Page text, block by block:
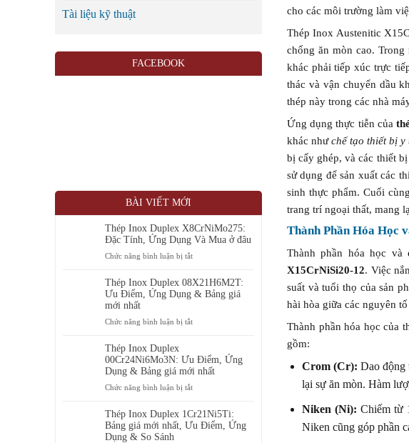
Tài liệu kỹ thuật
FACEBOOK
BÀI VIẾT MỚI
Thép Inox Duplex X8CrNiMo275:
Đặc Tính, Ứng Dụng Và Mua ở đâu
Chức năng bình luận bị tắtở
Inox
Duplex
Và
Mua
ở
Thép Inox Duplex 08X21H6M2T:
Ưu Điểm, Ứng Dụng & Bảng giá
mới nhất
Chức năng bình luận bị tắtở
Duplex
08X21H6M2T:
Dụng
&
Thép Inox Duplex
00Cr24Ni6Mo3N: Ưu Điểm, Ứng
Dụng & Bảng giá mới nhất
Chức năng bình luận bị tắtở
Inox
Duplex
Thép Inox Duplex 1Cr21Ni5Ti:
Bảng giá mới nhất, Ưu Điểm, Ứng
Dụng & So Sánh
cho các môi trường làm
Thép Inox Austenitic
chống ăn mòn cao. Trong
khác phải tiếp xúc trực
thác và vận chuyển dầu
thép này trong các nhà
Ứng dụng thực tiễn của
khác nhưchế tạo thiết bị y
bị cấy ghép, và các thiết
sử dụng để sản xuất các
sinh thực phẩm. Cuối
trang trí ngoại thất, mang
Thành Phần Hóa Học
Thành phần hóa học và
X15CrNiSi20-12. Việc
suất và tuổi thọ của sản
hài hòa giữa các nguyên
Thành phần hóa học của
gồm:
Crom (Cr): Dao động
lại sự ăn mòn. Hàm
Niken (Ni): Chiếm từ
Niken cũng góp phần